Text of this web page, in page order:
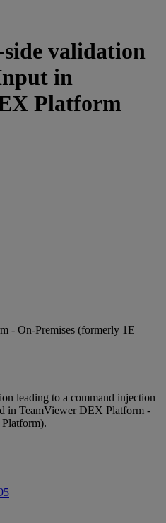
validation
in
Platform
- On-Premises (formerly 1E
leading to a command injection
in TeamViewer DEX Platform -